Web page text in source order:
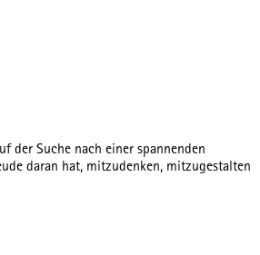
der Suche nach einer spannenden
daran hat, mitzudenken, mitzugestalten